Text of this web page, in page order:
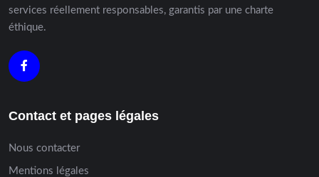
services réellement responsables, garantis par une charte
éthique.
Contact et pages légales
Nous contacter
Mentions légales